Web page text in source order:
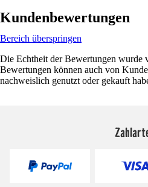
Kundenbewertungen
Bereich überspringen
Die Echtheit der Bewertungen wurde
Bewertungen können auch von
nachweislich genutzt oder gekauft